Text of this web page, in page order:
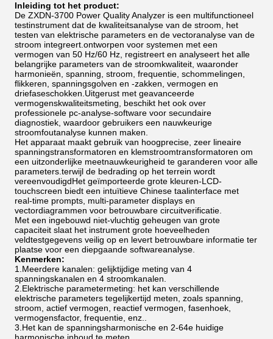
Inleiding tot het product:
De ZXDN-3700 Power Quality Analyzer is een multifunctioneel
testinstrument dat de kwaliteitsanalyse van de stroom, het
testen van elektrische parameters en de vectoranalyse van de
stroom integreert.ontworpen voor systemen met een
vermogen van 50 Hz/60 Hz, registreert en analyseert het alle
belangrijke parameters van de stroomkwaliteit, waaronder
harmonieën, spanning, stroom, frequentie, schommelingen,
flikkeren, spanningsgolven en -zakken, vermogen en
driefaseschokken.Uitgerust met geavanceerde
vermogenskwaliteitsmeting, beschikt het ook over
professionele pc-analyse-software voor secundaire
diagnostiek, waardoor gebruikers een nauwkeurige
stroomfoutanalyse kunnen maken.
Het apparaat maakt gebruik van hoogprecise, zeer lineaire
spanningstransformatoren en klemstroomtransformatoren om
een uitzonderlijke meetnauwkeurigheid te garanderen voor alle
parameters.terwijl de bedrading op het terrein wordt
vereenvoudigdHet geïmporteerde grote kleuren-LCD-
touchscreen biedt een intuïtieve Chinese taalinterface met
real-time prompts, multi-parameter displays en
vectordiagrammen voor betrouwbare circuitverificatie.
Met een ingebouwd niet-vluchtig geheugen van grote
capaciteit slaat het instrument grote hoeveelheden
veldtestgegevens veilig op en levert betrouwbare informatie ter
plaatse voor een diepgaande softwareanalyse.
Kenmerken:
1. Meerdere kanalen: gelijktijdige meting van 4
spanningskanalen en 4 stroomkanalen.
2. Elektrische parametermeting: het kan verschillende
elektrische parameters tegelijkertijd meten, zoals spanning,
stroom, actief vermogen, reactief vermogen, fasenhoek,
vermogensfactor, frequentie, enz..
3. Het kan de spanningsharmonische en 2-64e huidige